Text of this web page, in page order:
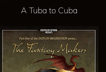
A Tuba to Cuba